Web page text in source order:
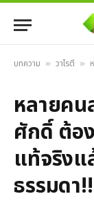
บทความ » วาไรตี้ »
หลายคน
ศักดิ์ ต้อ
แท้จริง
ธรรมดา!!